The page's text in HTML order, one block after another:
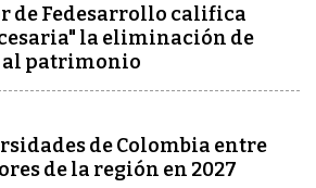
de Fedesarrollo califica
la eliminación de
al patrimonio
de Colombia entre
de la región en 2027